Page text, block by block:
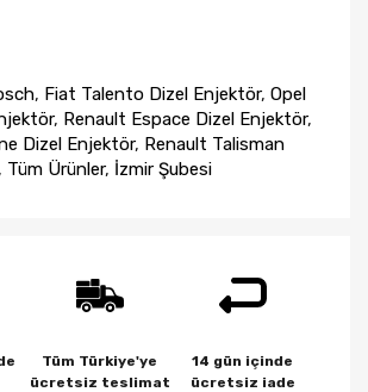
, Fiat Talento Dizel Enjektör, Opel
, Renault Espace Dizel Enjektör,
Dizel Enjektör, Renault Talisman
Tüm Ürünler, İzmir Şubesi
Tüm Türkiye'ye
ücretsiz teslimat
14 gün içinde
ücretsiz iade